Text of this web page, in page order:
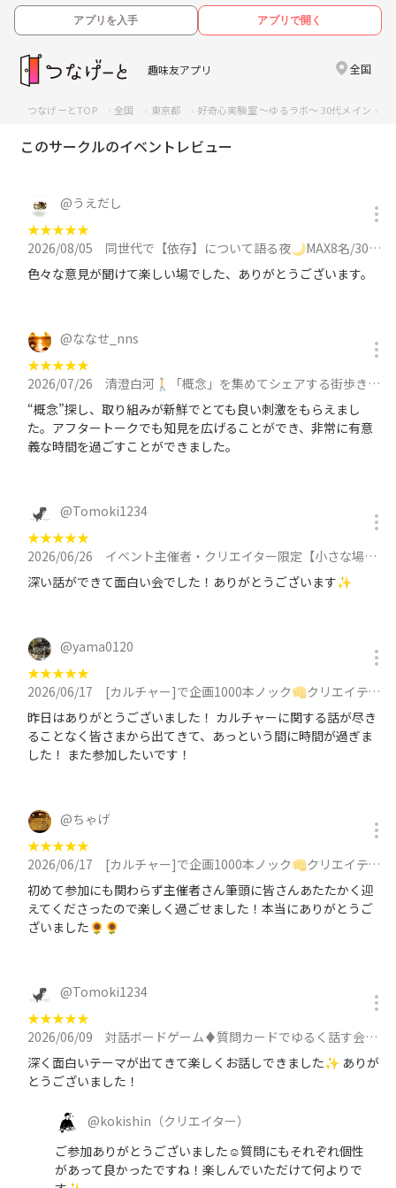
アプリを入手 アプリで開く
趣味友アプリ 全国
つなげーとTOP 全国 東京都 好奇心実験室 ～ゆるラボ～ 30代メイン
このサークルのイベントレビュー
@うえだし
★★★★★
2026/08/05
同世代で【依存】について語る夜🌙MAX8名/30代メイン/平日19時過ぎスタートに参加
色々な意見が聞けて楽しい場でした、ありがとうございます。
@ななせ_nns
★★★★★
2026/07/26
清澄白河🚶「概念」を集めてシェアする街歩き/フォトウォーク🚶概念採集散歩/30代メインに参加
“概念”探し、取り組みが新鮮でとても良い刺激をもらえまし
た。アフタートークでも知見を広げることができ、非常に有意
義な時間を過ごすことができました。
@Tomoki1234
★★★★★
2026/06/26
イベント主催者・クリエイター限定【小さな場づくり研究会】年齢制限なし/MAX4名に参加
深い話ができて面白い会でした！ありがとうございます✨
@yama0120
★★★★★
2026/06/17
[カルチャー]で企画1000本ノック👊クリエイティブ脳を刺激/妄想/アイデア/30代メイン/大喜利も◎に参加
昨日はありがとうございました！ カルチャーに関する話が尽き
ることなく皆さまから出てきて、あっという間に時間が過ぎま
した！ また参加したいです！
@ちゃげ
★★★★★
2026/06/17
[カルチャー]で企画1000本ノック👊クリエイティブ脳を刺激/妄想/アイデア/30代メイン/大喜利も◎に参加
初めて参加にも関わらず主催者さん筆頭に皆さんあたたかく迎
えてくださったので楽しく過ごせました！本当にありがとうご
ざいました🌻🌻
@Tomoki1234
★★★★★
2026/06/09
対話ボードゲーム♦️質問カードでゆるく話す会♠同世代/ゲーム感覚でゆるく/初対面でも会話しやすいに参加
深く面白いテーマが出てきて楽しくお話しできました✨ ありが
とうございました！
@kokishin （クリエイター）
ご参加ありがとうございました☺質問にもそれぞれ個性
があって良かったですね！楽しんでいただけて何よりで